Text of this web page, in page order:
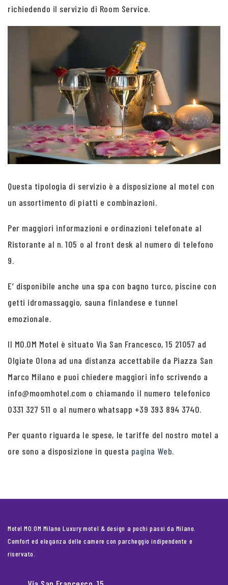
richiedendo il servizio di Room Service.
Questa tipologia di servizio è a disposizione al motel con
un assortimento di piatti e combinazioni.
Per maggiori informazioni e ordinazioni telefonate al
Ristorante al n. 105 o al front desk al numero di telefono
9.
E’ disponibile anche una spa con bagno turco, piscine con
getti idromassaggio, sauna finlandese e tunnel
emozionale.
Il MO.OM Motel è situato Via San Francesco, 15 21057 ad
Olgiate Olona ad una distanza accettabile da Piazza San
Marco Milano e puoi chiedere maggiori info scrivendo a
info@moomhotel.com o chiamando il numero telefonico
0331 327 511 o al numero whatsapp +39 393 894 3740.
Per quanto riguarda le spese, le tariffe del nostro motel a
ore sono a disposizione in questa pagina Web.
Motel MO.OM Milano Luxury motel & design a pochi passi da Milano.
Comfort ed eleganza delle camere con parcheggio indipendente e
riservato.